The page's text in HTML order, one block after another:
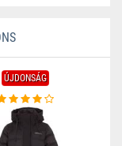
ÚJDONSÁG